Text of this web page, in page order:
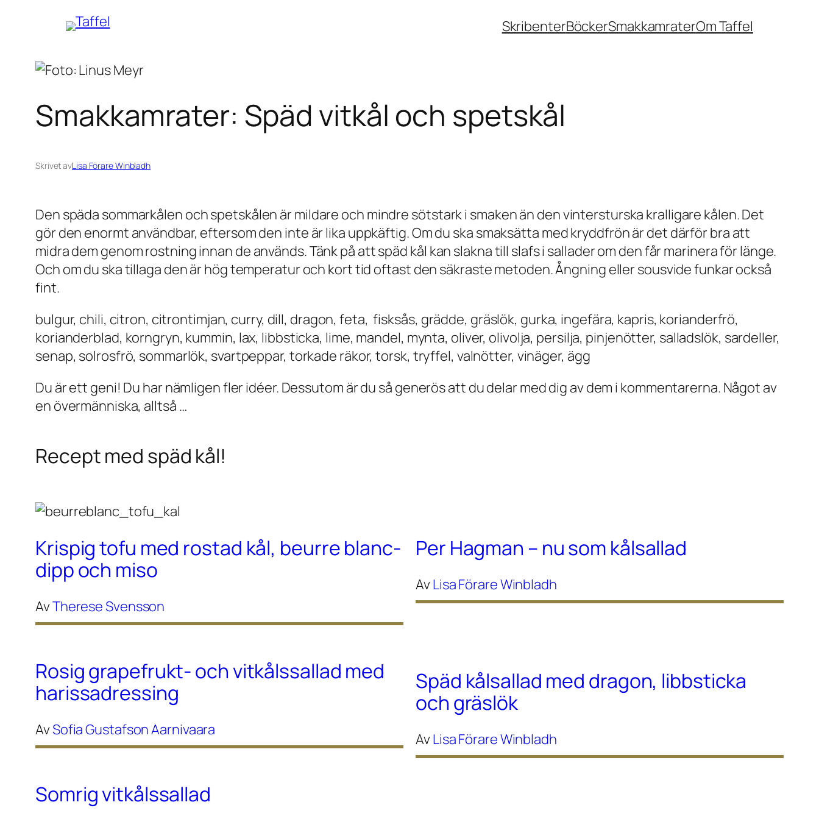
SkribenterBöckerSmakkamraterOm Taffel
Smakkamrater: Späd vitkål och spetskål
Skrivet avLisa Förare Winbladh
Den späda sommarkålen och spetskålen är mildare och mindre sötstark i smaken än den vintersturska kralligare kålen. Det
gör den enormt användbar, eftersom den inte är lika uppkäftig. Om du ska smaksätta med kryddfrön är det därför bra att
midra dem genom rostning innan de används. Tänk på att späd kål kan slakna till slafs i sallader om den får marinera för länge.
Och om du ska tillaga den är hög temperatur och kort tid oftast den säkraste metoden. Ångning eller sousvide funkar också
fint.
bulgur, chili, citron, citrontimjan, curry, dill, dragon, feta, fisksås, grädde, gräslök, gurka, ingefära, kapris, korianderfrö,
korianderblad, korngryn, kummin, lax, libbsticka, lime, mandel, mynta, oliver, olivolja, persilja, pinjenötter, salladslök, sardeller,
senap, solrosfrö, sommarlök, svartpeppar, torkade räkor, torsk, tryffel, valnötter, vinäger, ägg
Du är ett geni! Du har nämligen fler idéer. Dessutom är du så generös att du delar med dig av dem i kommentarerna. Något av
en övermänniska, alltså …
Recept med späd kål!
Krispig tofu med rostad kål, beurre blanc-
dipp och miso
AvTherese Svensson
Per Hagman – nu som kålsallad
AvLisa Förare Winbladh
Späd kålsallad med dragon, libbsticka
och gräslök
AvLisa Förare Winbladh
Rosig grapefrukt- och vitkålssallad med
harissadressing
AvSofia Gustafson Aarnivaara
Somrig vitkålssallad